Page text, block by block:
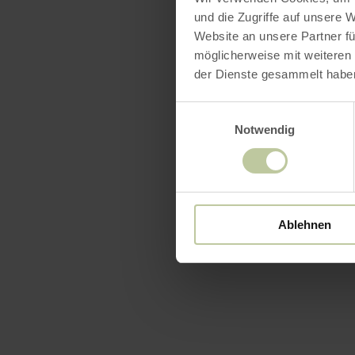
und die Zugriffe auf unsere
Website an unsere Partner
möglicherweise mit
der Dienste gesammelt
Notwendig
Ablehnen